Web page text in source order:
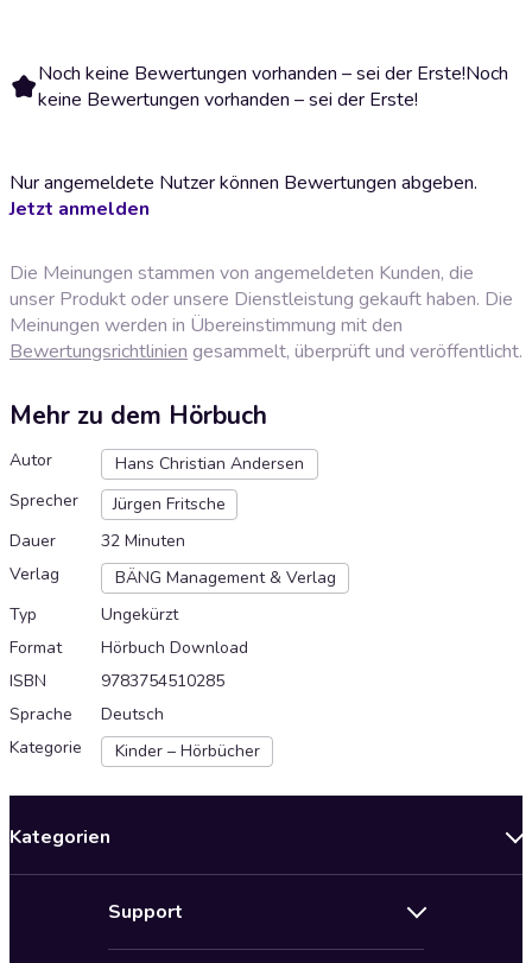
Noch keine Bewertungen vorhanden – sei der Erste!Noch
keine Bewertungen vorhanden – sei der Erste!
Nur angemeldete Nutzer können Bewertungen abgeben.
Jetzt anmelden
Die Meinungen stammen von angemeldeten Kunden, die
unser Produkt oder unsere Dienstleistung gekauft haben. Die
Meinungen werden in Übereinstimmung mit den
Bewertungsrichtlinien gesammelt, überprüft und veröffentlicht.
Mehr zu dem Hörbuch
Autor
Hans Christian Andersen
Sprecher
Jürgen Fritsche
Dauer
32 Minuten
Verlag
BÄNG Management & Verlag
Typ
Ungekürzt
Format
Hörbuch Download
ISBN
9783754510285
Sprache
Deutsch
Kategorie
Kinder – Hörbücher
Kategorien
Support